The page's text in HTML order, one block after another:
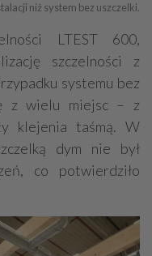
niż system bez uszczelki.
LTEST 600,
szczelności z
systemu bez
z wielu miejsc – z
klejenia taśmą. W
dym nie był
co potwierdziło